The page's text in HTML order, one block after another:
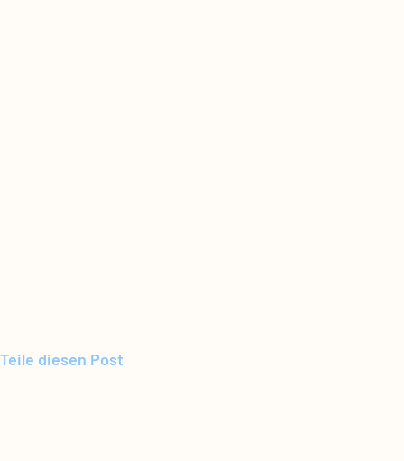
Teile diesen Post